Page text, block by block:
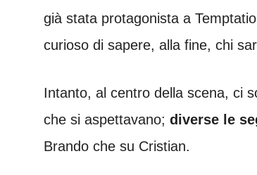
già stata protagonista a
curioso di sapere, alla fine, chi
Intanto, al centro della scena, ci
che si aspettavano; diverse le
Brando che su Cristian.